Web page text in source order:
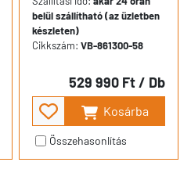
belül szállítható (az üzletben
készleten)
Cikkszám: VB-861300-58
529 990 Ft/ Db
Kosárba
Összehasonlítás